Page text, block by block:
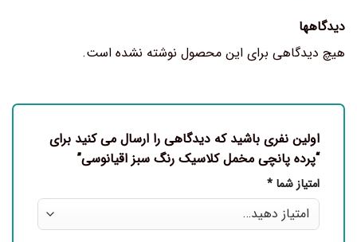
دیدگاهها
هیچ دیدگاهی برای این محصول نوشته نشده است.
اولین نفری باشید که دیدگاهی را ارسال می کنید برای
“پرده پانچی مخمل کلاسیک رنگ سبز اقیانوسی”
امتیاز شما *